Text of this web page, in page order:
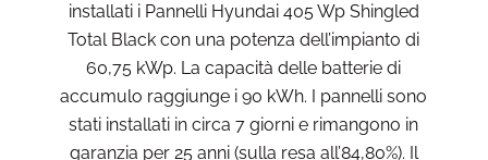
installati i Pannelli Hyundai 405 Wp Shingled
Total Black con una potenza dell’impianto di
60,75 kWp. La capacità delle batterie di
accumulo raggiunge i 90 kWh. I pannelli sono
stati installati in circa 7 giorni e rimangono in
garanzia per 25 anni (sulla resa all’84,80%). Il